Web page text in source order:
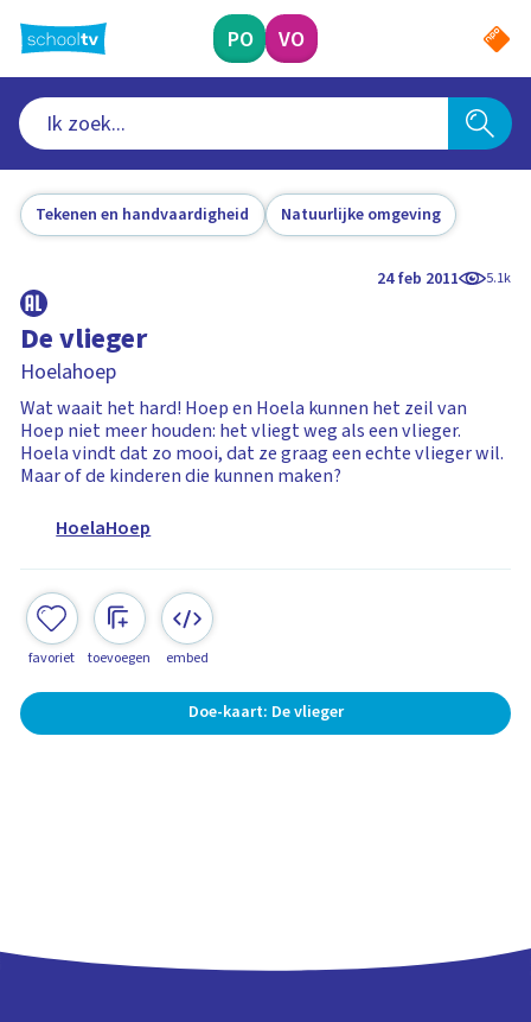
naar
hoofdinhoud
PO VO
Tekenen en handvaardigheid Natuurlijke omgeving
24 feb 2011 5.1k
De vlieger
Hoelahoep
Wat waait het hard! Hoep en Hoela kunnen het zeil van
Hoep niet meer houden: het vliegt weg als een vlieger.
Hoela vindt dat zo mooi, dat ze graag een echte vlieger wil.
Maar of de kinderen die kunnen maken?
HoelaHoep
favoriet toevoegen embed
Doe-kaart: De vlieger